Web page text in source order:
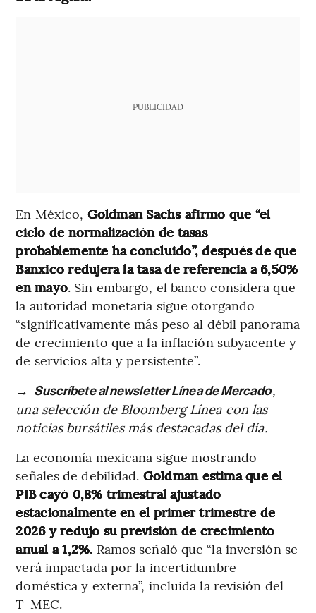
PUBLICIDAD
En México, Goldman Sachs afirmó que “el
ciclo de normalización de tasas
probablemente ha concluido”, después de que
Banxico redujera la tasa de referencia a 6,50%
en mayo. Sin embargo, el banco considera que
la autoridad monetaria sigue otorgando
“significativamente más peso al débil panorama
de crecimiento que a la inflación subyacente y
de servicios alta y persistente”.
→ Suscríbete al newsletter Línea de Mercado,
una selección de Bloomberg Línea con las
noticias bursátiles más destacadas del día.
La economía mexicana sigue mostrando
señales de debilidad. Goldman estima que el
PIB cayó 0,8% trimestral ajustado
estacionalmente en el primer trimestre de
2026 y redujo su previsión de crecimiento
anual a 1,2%. Ramos señaló que “la inversión se
verá impactada por la incertidumbre
doméstica y externa”, incluida la revisión del
T-MEC.